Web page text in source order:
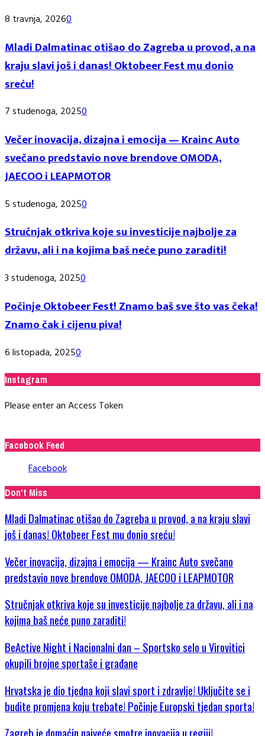
8 travnja, 20260
Mladi Dalmatinac otišao do Zagreba u provod, a na
kraju slavi još i danas! Oktobeer Fest mu donio
sreću!
7 studenoga, 20250
Večer inovacija, dizajna i emocija — Krainc Auto
svečano predstavio nove brendove OMODA,
JAECOO i LEAPMOTOR
5 studenoga, 20250
Stručnjak otkriva koje su investicije najbolje za
državu, ali i na kojima baš neće puno zaraditi!
3 studenoga, 20250
Počinje Oktobeer Fest! Znamo baš sve što vas čeka!
Znamo čak i cijenu piva!
6 listopada, 20250
Instagram
Please enter an Access Token
Facebook Feed
Facebook
Don't Miss
Mladi Dalmatinac otišao do Zagreba u provod, a na kraju slavi
još i danas! Oktobeer Fest mu donio sreću!
Večer inovacija, dizajna i emocija — Krainc Auto svečano
predstavio nove brendove OMODA, JAECOO i LEAPMOTOR
Stručnjak otkriva koje su investicije najbolje za državu, ali i na
kojima baš neće puno zaraditi!
BeActive Night i Nacionalni dan – Sportsko selo u Virovitici
okupili brojne sportaše i građane
Hrvatska je dio tjedna koji slavi sport i zdravlje! Uključite se i
budite promjena koju trebate! Počinje Europski tjedan sporta!